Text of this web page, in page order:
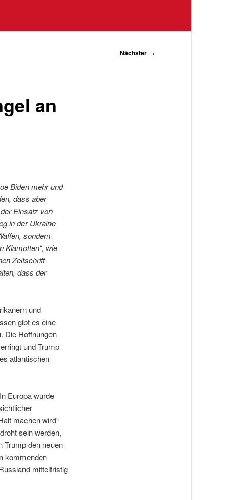
Nächster →
an
Biden mehr und
dass aber
Einsatz von
in der Ukraine
sondern
Klamotten“, wie
Zeitschrift
dass der
und
gibt es eine
Die Hoffnungen
und Trump
atlantischen
Europa wurde
machen wird“
sein werden,
Trump den neuen
kommenden
mittelfristig